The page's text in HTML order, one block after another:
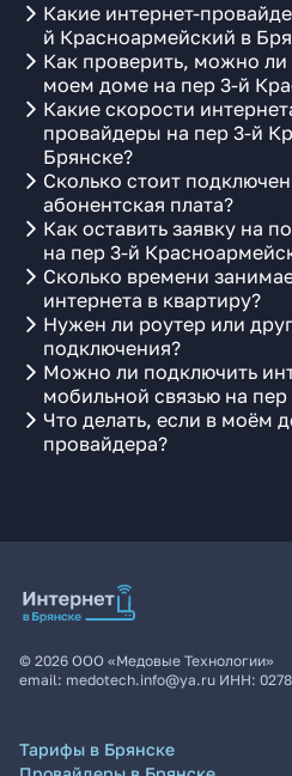
Какие интернет-
й Красноармейский в
Как проверить, можно ли
моем доме на пер 3-й
Какие скорости
провайдеры на пер 3-й
Брянске?
Сколько стоит
абонентская плата?
Как оставить заявку на
на пер 3-й
Сколько времени
интернета в квартиру?
Нужен ли роутер или
подключения?
Можно ли подключить
мобильной связью на
Что делать, если в моём
провайдера?
© 2026 ООО «Медовые Технологии»
email: medotech.info@ya.ru ИНН:
Тарифы в Брянске